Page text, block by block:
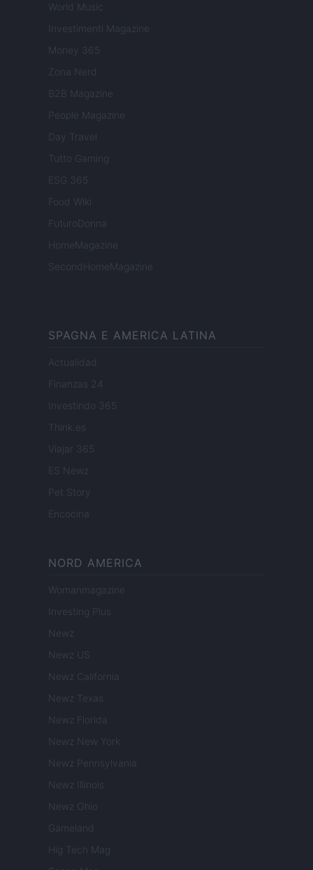
World Music
Investimenti Magazine
Money 365
Zona Nerd
B2B Magazine
People Magazine
Day Travel
Tutto Gaming
ESG 365
Food Wiki
FuturoDonna
HomeMagazine
SecondHomeMagazine
SPAGNA E AMERICA LATINA
Actualidad
Finanzas 24
Investindo 365
Think.es
Viajar 365
ES Newz
Pet Story
Encocina
NORD AMERICA
Womanmagazine
Investing Plus
Newz
Newz US
Newz California
Newz Texas
Newz Florida
Newz New York
Newz Pennsylvania
Newz Illinois
Newz Ohio
Gameland
Hig Tech Mag